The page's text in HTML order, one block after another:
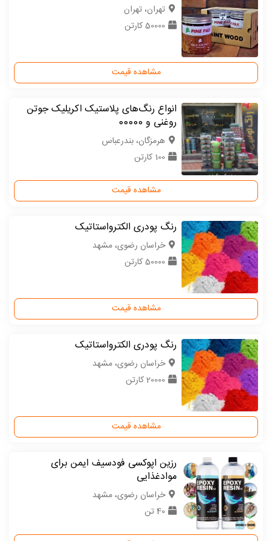
تهران، تهران
50000 کارتن
مشاهده قیمت
انواع رنگ‌های پلاستیک اکریلیک جوتن
روغنی و 00000
هرمزگان، بندرعباس
100 کارتن
مشاهده قیمت
رنگ پودری الکترواستاتیک
خراسان رضوی، مشهد
50000 کارتن
مشاهده قیمت
رنگ پودری الکترواستاتیک
خراسان رضوی، مشهد
20000 کارتن
مشاهده قیمت
رزین اپوکسی فودسیف ایمن برای
موادغذایی
خراسان رضوی، مشهد
40 تن